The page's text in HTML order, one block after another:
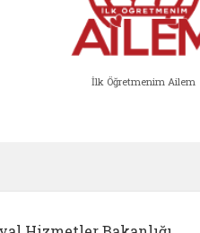
İlk Öğretmenim Ailem